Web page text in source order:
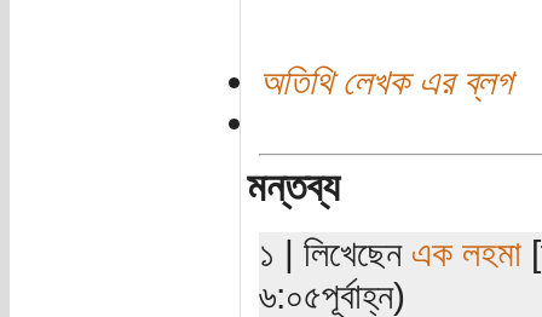
অতিথি লেখক এর ব্লগ
মন্তব্য
১ | লিখেছেন এক লহমা
৬:০৫পূর্বাহ্ন)